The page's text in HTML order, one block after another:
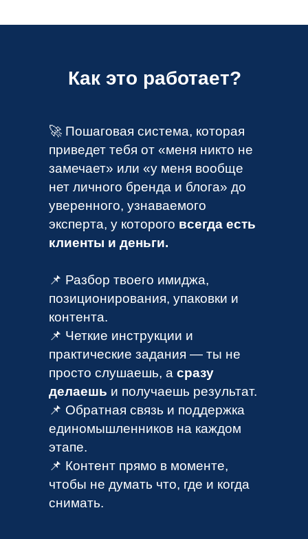
Как это работает?
🚀 Пошаговая система, которая
приведет тебя от «меня никто не
замечает» или «у меня вообще
нет личного бренда и блога» до
уверенного, узнаваемого
эксперта, у которого всегда есть
клиенты и деньги.
📌 Разбор твоего имиджа,
позиционирования, упаковки и
контента.
📌 Четкие инструкции и
практические задания — ты не
просто слушаешь, а сразу
делаешь и получаешь результат.
📌 Обратная связь и поддержка
единомышленников на каждом
этапе.
📌 Контент прямо в моменте,
чтобы не думать что, где и когда
снимать.